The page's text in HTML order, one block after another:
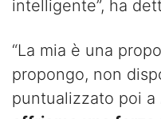
intelligente”, ha
“La mia è una
propongo, non
puntualizzato poi a